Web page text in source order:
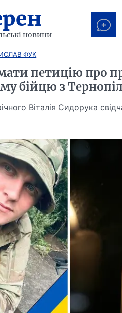
новини
ФУК
петицію про
бійцю з
Віталія Сидорука